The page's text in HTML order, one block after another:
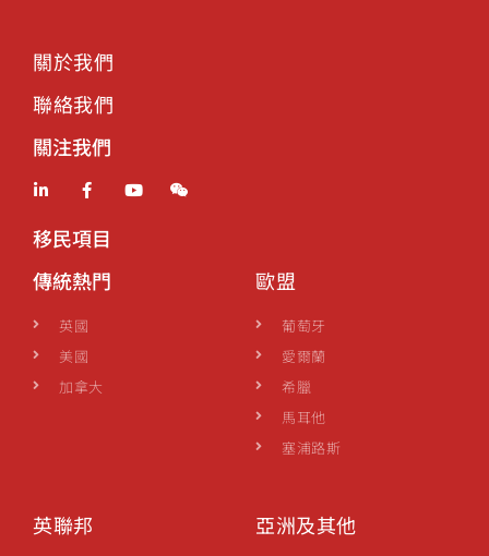
關於我們
聯絡我們
關注我們
移民項目
傳統熱門
英國
美國
加拿大
歐盟
葡萄牙
愛爾蘭
希臘
馬耳他
塞浦路斯
英聯邦 亞洲及其他